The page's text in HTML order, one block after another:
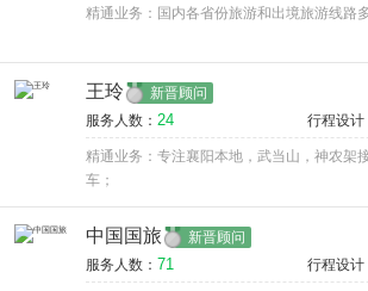
精通业务：国内各省份旅游和出境旅游线路
王玲 新晋顾问
服务人数： 24 行程设计
精通业务：专注襄阳本地，武当山，神农架
车；
中国国旅 新晋顾问
服务人数： 71 行程设计